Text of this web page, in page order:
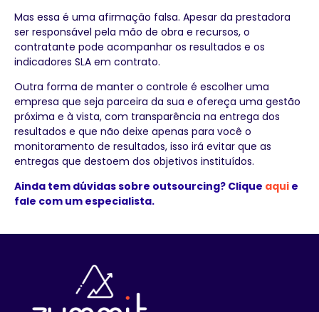
Mas essa é uma afirmação falsa. Apesar da prestadora
ser responsável pela mão de obra e recursos, o
contratante pode acompanhar os resultados e os
indicadores SLA em contrato.
Outra forma de manter o controle é escolher uma
empresa que seja parceira da sua e ofereça uma gestão
próxima e à vista, com transparência na entrega dos
resultados e que não deixe apenas para você o
monitoramento de resultados, isso irá evitar que as
entregas que destoem dos objetivos instituídos.
Ainda tem dúvidas sobre outsourcing? Clique aqui e
fale com um especialista.